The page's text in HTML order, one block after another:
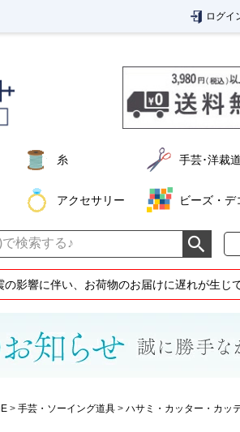
ログイ
糸 手芸･洋裁
アクセサリー ビーズ・デ
の影響に伴い、お荷物のお届けに遅れが生
手芸・ソーイング道具 ハサミ・カッター・カッ